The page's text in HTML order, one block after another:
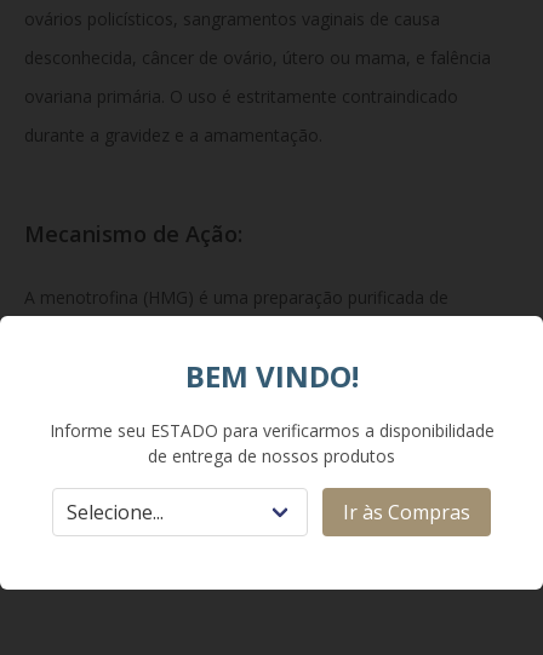
ovários policísticos, sangramentos vaginais de causa
desconhecida, câncer de ovário, útero ou mama, e falência
ovariana primária. O uso é estritamente contraindicado
durante a gravidez e a amamentação.
Mecanismo de Ação:
A menotrofina (HMG) é uma preparação purificada de
menopáusicas, contendo atividades equivalentes de hormônio
estimula o crescimento e a maturação dos folículos ovarianos
na mulher e promove a espermatogênese nos túbulos
seminíferos no homem, suprindo as deficiências endócrinas
BEM VINDO!
Informe seu ESTADO para verificarmos a disponibilidade
de entrega de nossos produtos
Ir às Compras